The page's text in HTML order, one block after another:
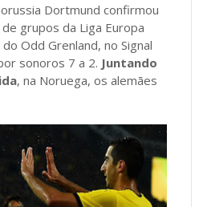
Dortmund confirmou
grupos da Liga Europa
Odd Grenland, no Signal
sonoros 7 a 2. Juntando
, na Noruega, os alemães